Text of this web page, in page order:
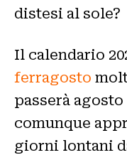
distesi al sole?
Il calendario
ferragosto
passerà
comunque
giorni lontani